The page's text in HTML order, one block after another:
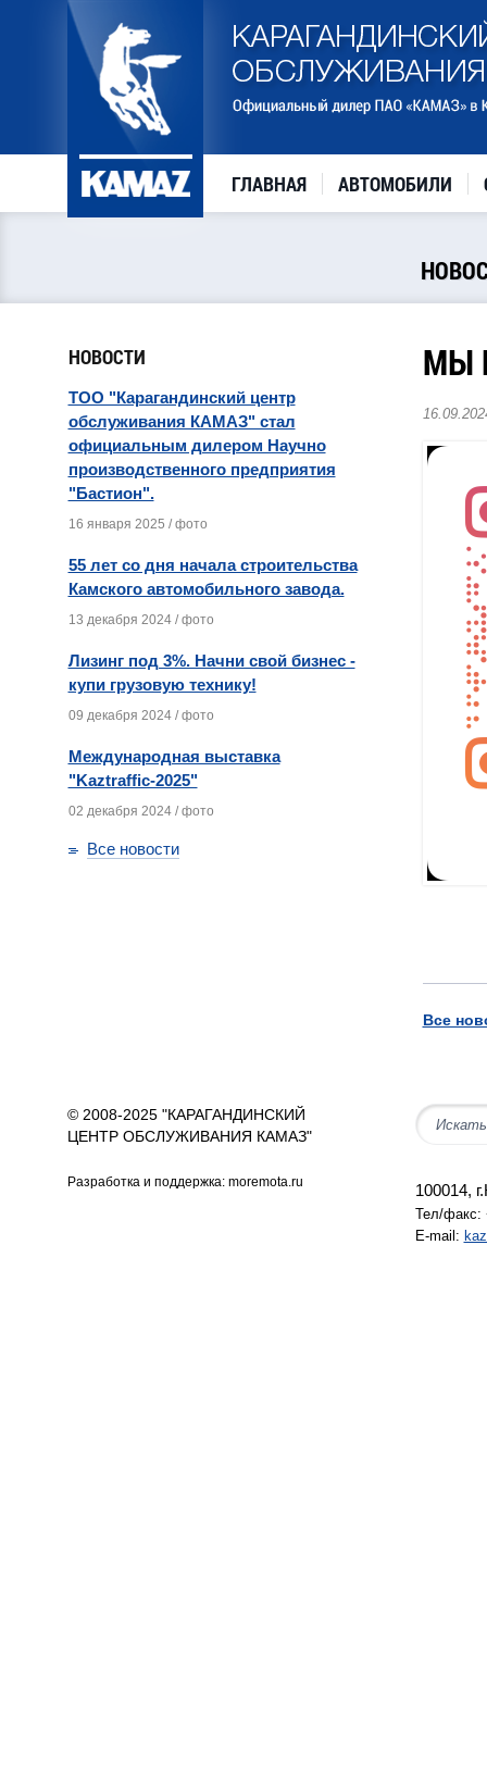
ГЛАВНАЯ АВТОМОБИЛИ
НОВОСТИ
ТОО "Карагандинский центр
обслуживания КАМАЗ" стал
официальным дилером Научно
производственного предприятия
"Бастион".
16 января 2025 / фото
55 лет со дня начала строительства
Камского автомобильного завода.
13 декабря 2024 / фото
Лизинг под 3%. Начни свой бизнес -
купи грузовую технику!
09 декабря 2024 / фото
Международная выставка
"Kaztraffic-2025"
02 декабря 2024 / фото
Все новости
МЫ
Все
© 2008-2025 "КАРАГАНДИНСКИЙ
ЦЕНТР ОБСЛУЖИВАНИЯ КАМАЗ"
Разработка и поддержка: moremota.ru 100014,
Тел/факс:
E-mail: